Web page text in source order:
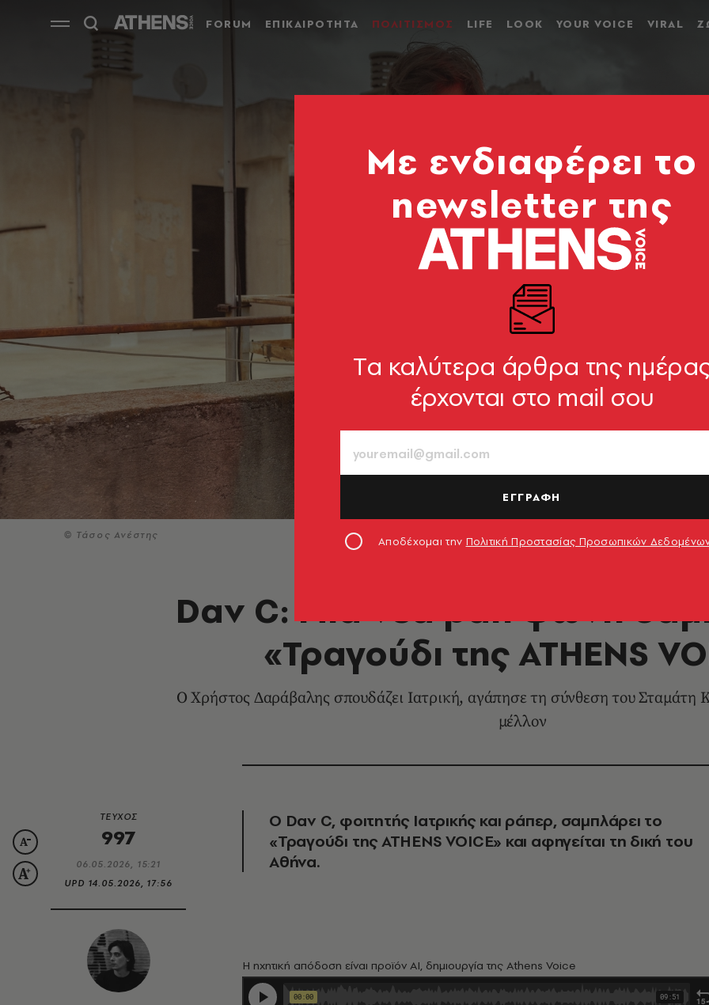
FORUM ΕΠΙΚΑΙΡΟΤΗΤΑ ΠΟΛΙΤΙΣΜΟΣ LIFE LOOK YOUR VOICE VIRAL
© Τάσος Ανέστης
Dav C: Μια νέα ραπ φωνή
«Τραγούδι της ATHENS
Ο Χρήστος ∆αράβαλης σπουδάζει Ιατρική, αγάπησε τη σύνθεση του Σταμάτη
μέλλον
ΤΕΥΧΟΣ
997
06.05.2026, 15:21
UPD 14.05.2026, 17:56
Ο Dav C, φοιτητής Ιατρικής και ράπερ, σαμπλάρει το
«Τραγούδι της ATHENS VOICE» και αφηγείται τη δική του
Αθήνα.
Η ηχητική απόδοση είναι προϊόν AI, δημιουργία της Athens Voice
Mε ενδιαφέρει το
newsletter της
Tα καλύτερα άρθρα της
έρχονται στο mail σου
ΕΓΓΡΑΦΗ
Αποδέχομαι την Πολιτική Προστασίας Προσωπικών